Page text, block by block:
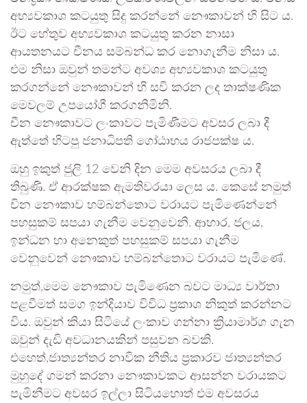
අභ්‍යවකාශ කටයුතු සිදු කරන්නේ නෞකාවන් හි සිට ය.
ඊට හේතුව අභ්‍යවකාශ කටයුතු කරන නාසා
ආයතනයට චීනය සම්බන්ධ කර නොගැනීම නිසා ය.
එම නිසා ඔවුන් තමන්ට අවශ්‍ය අභ්‍යවකාශ කටයුතු
කරගන්නේ නෞකාවන් හි සවි කරන ලද තාක්ෂණික
මෙවලම් උපයෝගී කරගනිමිනි.
චීන නෞකාවට ලංකාවට පැමිණීමට අවසර ලබා දී
ඇත්තේ හිටපු ජනාධිපති ගෝඨාභය රාජපක්ෂ ය.
ඔහු ඉකුත් ජුලි 12 වෙනි දින මෙම අවසරය ලබා දී
තිබුණි. ඒ ආරක්ෂක ඇමතිවරයා ලෙස ය. කෙසේ නමුත්
චින නෞකාව හම්බන්තොට වරායට පැමිණෙන්නේ
පහසුකම් සපයා ගැනීම වෙනුවෙනි. ආහාර, ජලය,
ඉන්ධන හා අනෙකුත් පහසුකම් සපයා ගැනීම
වෙනුවෙන් නෞකාව හම්බන්තොට වරායට පැමිණේ.
නමුත්,මෙම නෞකාව පැමිණෙන බවට මාධ්‍ය වාර්තා
පළවීමත් සමග ඉන්දියාව විවිධ ප්‍රකාශ නිකුත් කරන්නට
විය. ඔවුන් කියා සිටියේ ලංකාව ගන්නා ක්‍රියාමාර්ග ගැන
ඔවුන් දැඩි අවධානයකින් පසුවන බවකි.
එහෙත්,ජාත්‍යන්තර නාවික නීතිය ප්‍රකාරව ජාත්‍යන්තර
මුහුදේ ගමන් කරනා නෞකාවකට ආසන්න වරායකට
පැමිනීමට අවසර ඉල්ලා සිටියහොත් එම අවසරය